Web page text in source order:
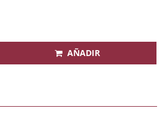
AÑADIR